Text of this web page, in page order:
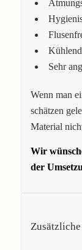
Kühlend
Sehr
Wenn man
schätzen
Material
Wir
der